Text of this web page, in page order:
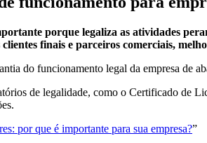
porque legaliza as atividades
finais e parceiros comerciais,
do funcionamento legal da empresa de
de legalidade, como o Certificado de
por que é importante para sua empresa?”